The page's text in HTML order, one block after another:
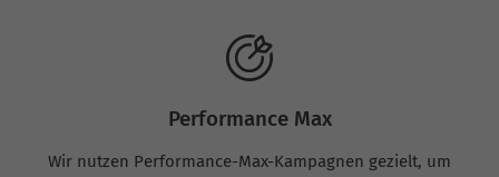
Performance Max
Wir nutzen Performance-Max-Kampagnen gezielt, um